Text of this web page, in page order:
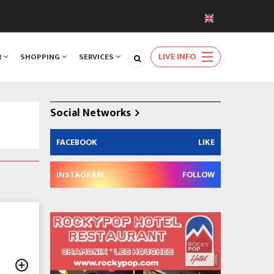
SHOPPING SERVICES LIVE INFO
Social Networks
FACEBOOK LIKE
INSTAGRAM FOLLOW